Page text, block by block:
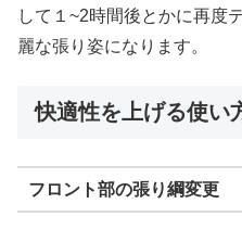
して１~2時間後とかに再度
麗な張り姿になります。
快適性を上げる使い
フロント部の張り綱変更